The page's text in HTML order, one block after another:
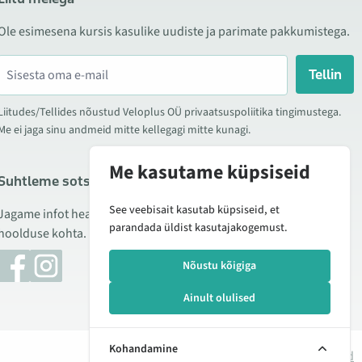
esimesena kursis kasulike uudiste ja parimate pakkumistega.
Tellin
Tellides nõustud Veloplus OÜ privaatsuspoliitika tingimustega.
ei jaga sinu andmeid mitte kellegagi mitte kunagi.
sotsiaalmeedias
infot hea hinna kampaaniate, uute toodete ning
kohta. Mõnikord teeme ka tooteülevaateid.
Halda küpsiseid
Me kasutame küpsiseid
See veebisait kasutab küpsiseid, et
parandada üldist kasutajakogemust.
Nõustu kõigiga
Ainult olulised
Kohandamine